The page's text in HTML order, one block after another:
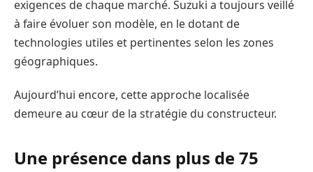
exigences de chaque marché. Suzuki a toujours veillé
à faire évoluer son modèle, en le dotant de
technologies utiles et pertinentes selon les zones
géographiques.
Aujourd’hui encore, cette approche localisée
demeure au cœur de la stratégie du constructeur.
Une présence dans plus de 75